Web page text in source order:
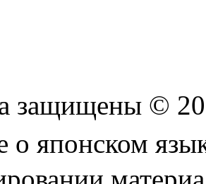
защищены ©
о японском